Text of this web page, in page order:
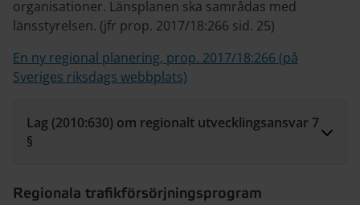
organisationer. Länsplanen ska samrådas med
länsstyrelsen. (jfr prop. 2017/18:266 sid. 25)
En ny regional planering, prop. 2017/18:266 (på
Sveriges riksdags webbplats)
Lag (2010:630) om regionalt utvecklingsansvar 7
§
Regionala trafikförsörjningsprogram